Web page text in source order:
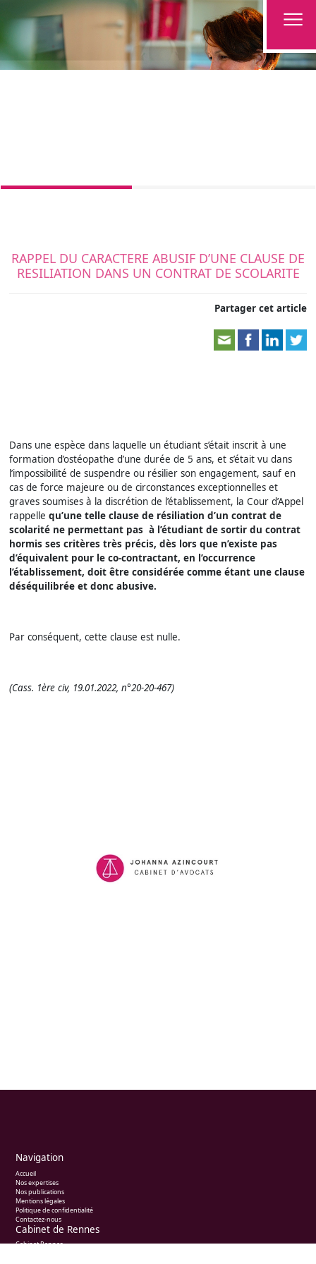
RAPPEL DU CARACTERE ABUSIF D’UNE CLAUSE DE
RESILIATION DANS UN CONTRAT DE SCOLARITE
Partager cet article
Dans une espèce dans laquelle un étudiant s’était inscrit à une
formation d’ostéopathe d’une durée de 5 ans, et s’était vu dans
l’impossibilité de suspendre ou résilier son engagement, sauf en
cas de force majeure ou de circonstances exceptionnelles et
graves soumises à la discrétion de l’établissement, la Cour d’Appel
rappellequ’une telle clause de résiliation d’un contrat de
scolarité ne permettant pas à l’étudiant de sortir du contrat
hormis ses critères très précis, dès lors que n’existe pas
d’équivalent pour le co-contractant, en l’occurrence
l’établissement, doit être considérée comme étant une clause
déséquilibrée et donc abusive.
Par conséquent, cette clause est nulle.
(Cass. 1ère civ, 19.01.2022, n°20-20-467)
Navigation
Accueil
Nos expertises
Nos publications
Mentions légales
Politique de confidentialité
Contactez-nous
Cabinet de Rennes
Cabinet Rennes